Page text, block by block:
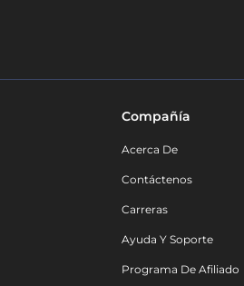
Compañía
Acerca De
Contáctenos
Carreras
Ayuda Y Soporte
Programa De Afiliado